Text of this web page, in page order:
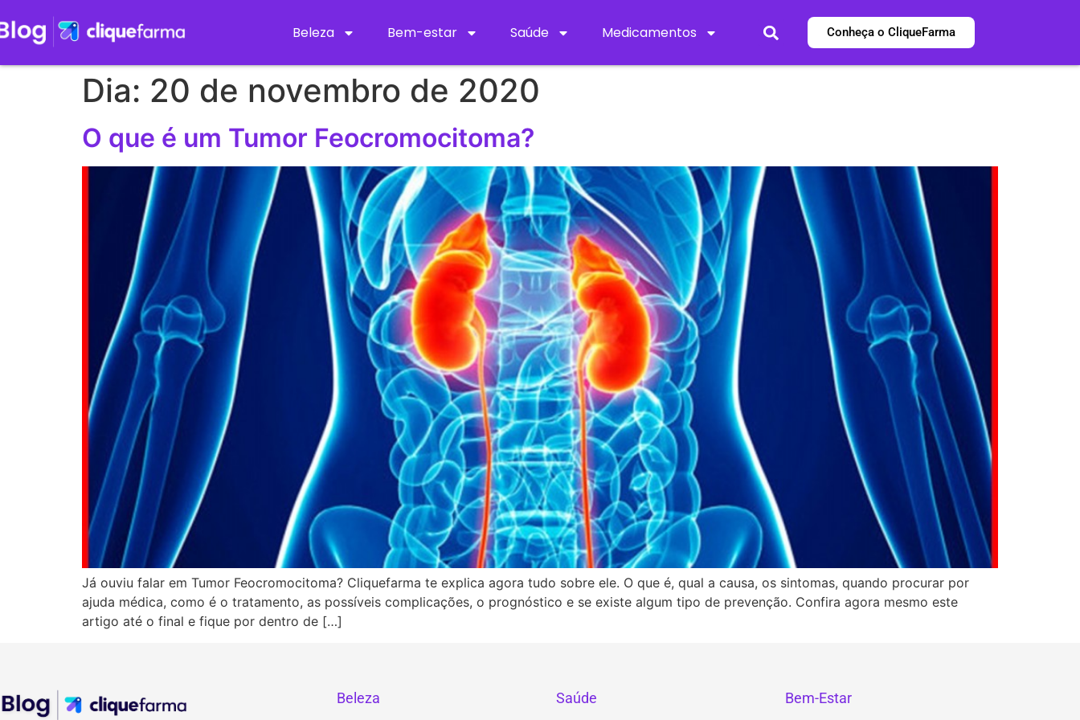
Beleza Bem-estar Saúde Medicamentos Conheça o CliqueFarma
Dia: 20 de novembro de 2020
O que é um Tumor Feocromocitoma?
Já ouviu falar em Tumor Feocromocitoma? Cliquefarma te explica agora tudo sobre ele. O que é, qual a causa, os sintomas, quando procurar por
ajuda médica, como é o tratamento, as possíveis complicações, o prognóstico e se existe algum tipo de prevenção. Confira agora mesmo este
artigo até o final e fique por dentro de […]
Beleza Saúde Bem-Estar